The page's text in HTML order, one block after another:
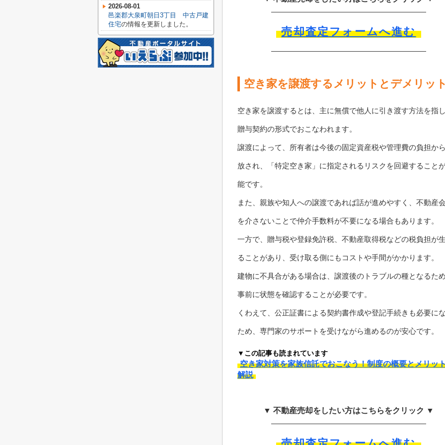
売却査定フォームへ進む
空き家を譲渡するメリットとデメリット
空き家を譲渡するとは、主に無償で他人に引き渡す方法を指し
贈与契約の形式でおこなわれます。
譲渡によって、所有者は今後の固定資産税や管理費の負担か
放され、「特定空き家」に指定されるリスクを回避すること
能です。
また、親族や知人への譲渡であれば話が進めやすく、不動産
を介さないことで仲介手数料が不要になる場合もあります。
一方で、贈与税や登録免許税、不動産取得税などの税負担が
ることがあり、受け取る側にもコストや手間がかかります。
建物に不具合がある場合は、譲渡後のトラブルの種となるため
事前に状態を確認することが必要です。
くわえて、公正証書による契約書作成や登記手続きも必要に
ため、専門家のサポートを受けながら進めるのが安心です。
▼この記事も読まれています
空き家対策を家族信託でおこなう！制度の概要とメリッ
解説
▼ 不動産売却をしたい方はこちらをクリック ▼
2026-08-01
邑楽郡大泉町朝日3丁目 中古戸建
住宅の情報を更新しました。